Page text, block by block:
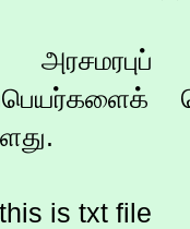
is txt file